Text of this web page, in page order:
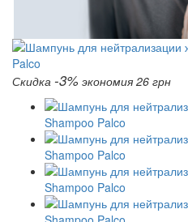
Скидка -3% экономия 26 грн